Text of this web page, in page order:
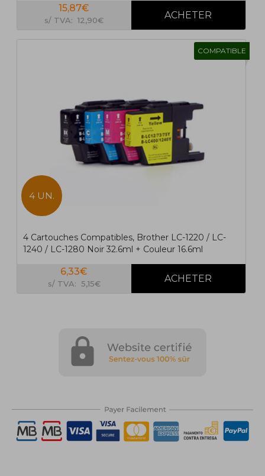
15,87€
s/ TVA: 12,90€
COMPATIBLE
4 UN.
4 Cartouches Compatibles, Brother LC-1220 / LC-
1240 / LC-1280 Noir 32.6ml + Couleur 16.6ml
6,33€
s/ TVA: 5,15€